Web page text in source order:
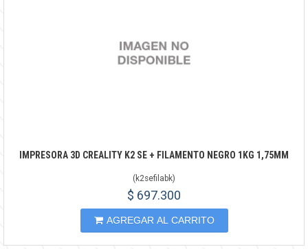
IMPRESORA 3D CREALITY K2 SE + FILAMENTO NEGRO 1KG 1,75MM
( k2sefilabk)
$ 697.300
AGREGAR AL CARRITO